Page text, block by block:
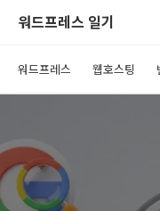
워드프레스 일기
워드프레스 웹호스팅